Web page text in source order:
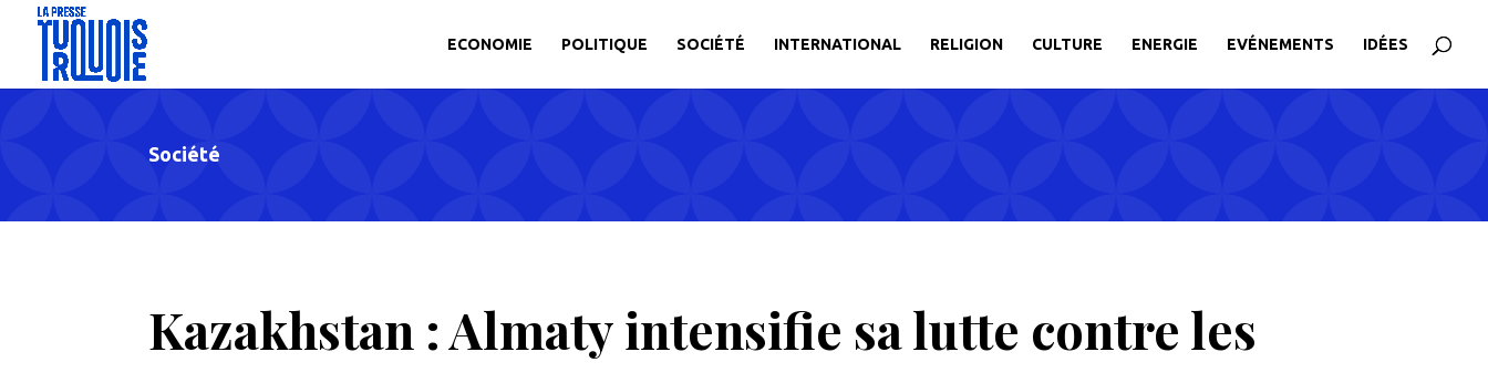
ECONOMIE POLITIQUE SOCIÉTÉ INTERNATIONAL RELIGION CULTURE ENERGIE EVÉNEMENTS IDÉES
Société
Kazakhstan : Almaty intensifie sa lutte contre les